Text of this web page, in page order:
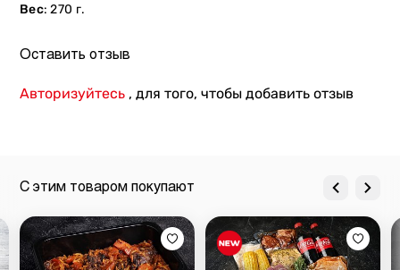
Вес: 270 г.
Оставить отзыв
Авторизуйтесь , для того, чтобы добавить отзыв
С этим товаром покупают